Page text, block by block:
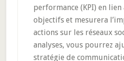
performance (KPI) en lien
objectifs et mesurera
actions sur les réseaux
analyses, vous pourrez
stratégie de